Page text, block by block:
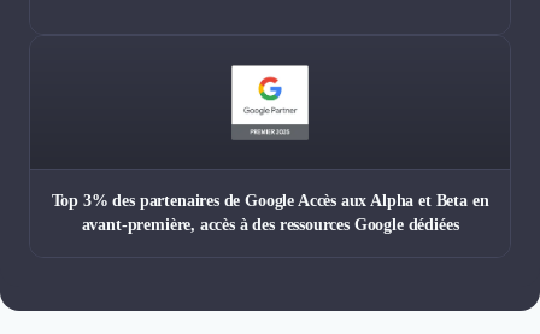
Top 3% des partenaires de Google Accès aux Alpha et Beta en
avant-première, accès à des ressources Google dédiées